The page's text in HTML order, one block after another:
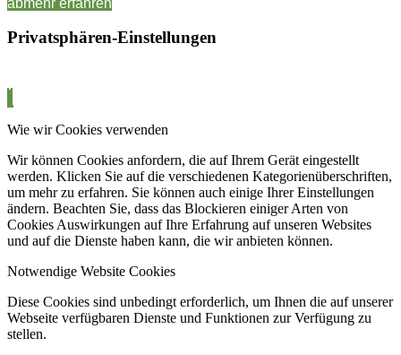
Privatsphären-Einstellungen
Wie wir Cookies verwenden
Wir können Cookies anfordern, die auf Ihrem Gerät eingestellt
werden. Klicken Sie auf die verschiedenen Kategorienüberschriften,
um mehr zu erfahren. Sie können auch einige Ihrer Einstellungen
ändern. Beachten Sie, dass das Blockieren einiger Arten von
Cookies Auswirkungen auf Ihre Erfahrung auf unseren Websites
und auf die Dienste haben kann, die wir anbieten können.
Notwendige Website Cookies
Diese Cookies sind unbedingt erforderlich, um Ihnen die auf unserer
Webseite verfügbaren Dienste und Funktionen zur Verfügung zu
stellen.